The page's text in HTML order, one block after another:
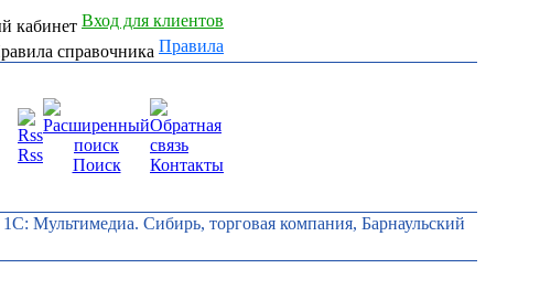
Вход для клиентов
Правила
Rss
Поиск Контакты
1С: Мультимедиа. Сибирь, торговая компания, Барнаульский